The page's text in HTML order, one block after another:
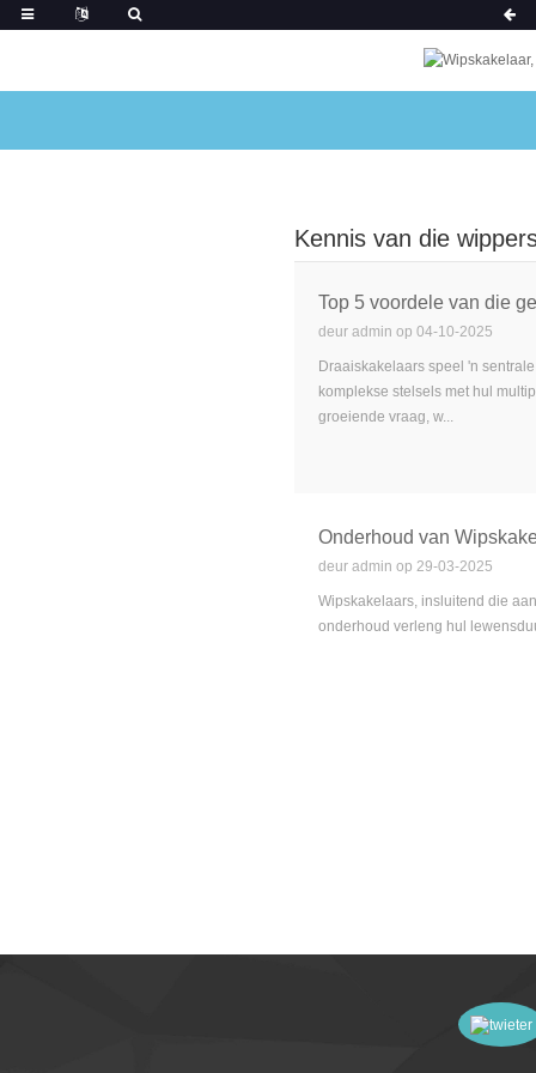
Kennis van die
Top 5 voordele van die
deur admin op 04-10-2025
Draaiskakelaars speel 'n
komplekse stelsels met hul
groeiende vraag, w...
Onderhoud van
deur admin op 29-03-2025
Wipskakelaars, insluitend die
onderhoud verleng hul